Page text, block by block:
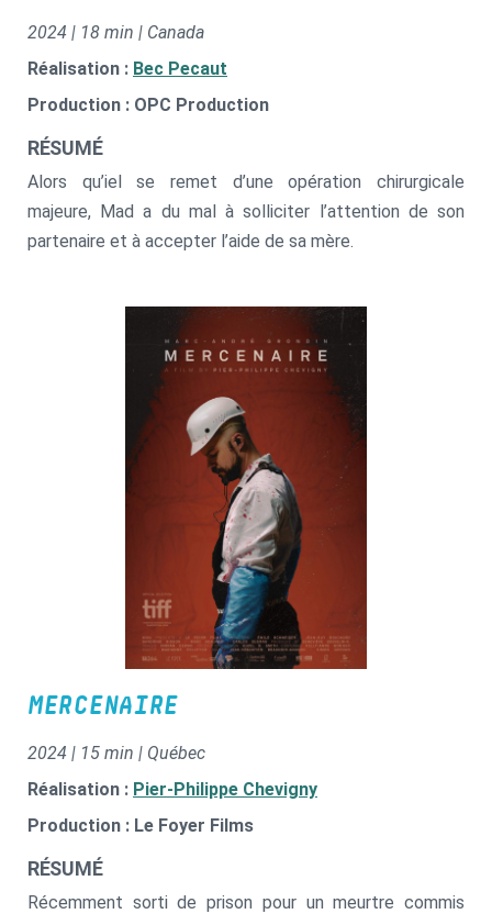
2024 | 18 min | Canada
Réalisation : Bec Pecaut
Production : OPC Production
RÉSUMÉ
Alors qu’iel se remet d’une opération chirurgicale
majeure, Mad a du mal à solliciter l’attention de son
partenaire et à accepter l’aide de sa mère.
MERCENAIRE
2024 | 15 min | Québec
Réalisation : Pier-Philippe Chevigny
Production : Le Foyer Films
RÉSUMÉ
Récemment sorti de prison pour un meurtre commis